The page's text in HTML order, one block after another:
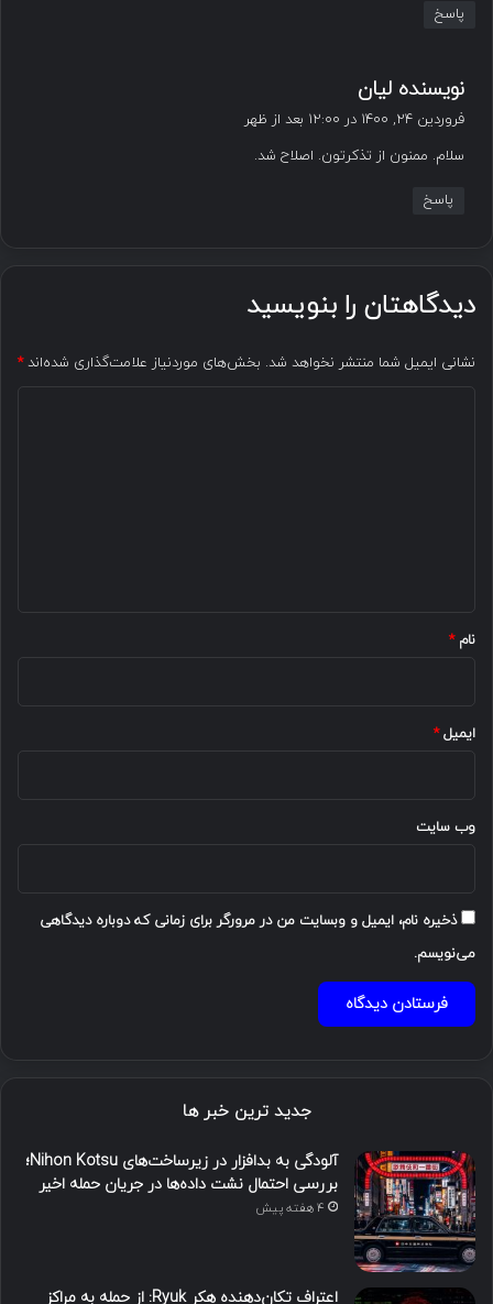
پاسخ
نویسنده لیان
:
فروردین ۲۴, ۱۴۰۰ در ۱۲:۰۰ بعد از ظهر
سلام. ممنون از تذکرتون. اصلاح شد.
پاسخ
دیدگاهتان را بنویسید
نشانی ایمیل شما منتشر نخواهد شد. بخش‌های موردنیاز علامت‌گذاری شده‌اند*
نام*
ایمیل*
وب‌ سایت
ذخیره نام، ایمیل و وبسایت من در مرورگر برای زمانی که دوباره دیدگاهی
می‌نویسم.
جدید ترین خبر ها
آلودگی به بدافزار در زیرساخت‌های Nihon Kotsu؛
بررسی احتمال نشت داده‌ها در جریان حمله اخیر
4 هفته پیش
اعتراف تکان‌دهنده هکر Ryuk: از حمله به مراکز